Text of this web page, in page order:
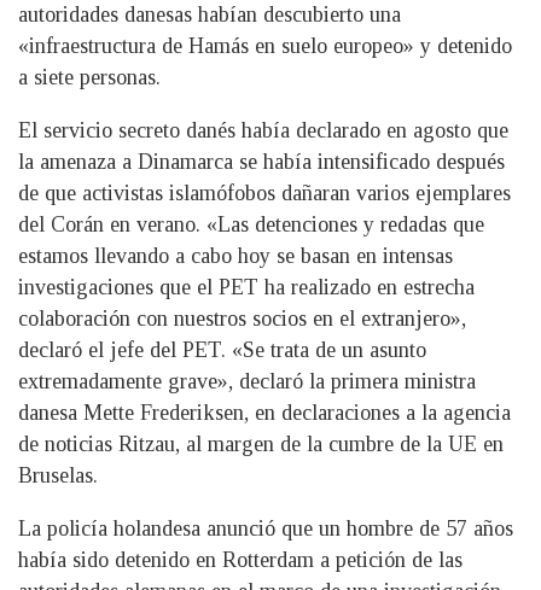
autoridades danesas habían descubierto una
«infraestructura de Hamás en suelo europeo» y detenido
a siete personas.
El servicio secreto danés había declarado en agosto que
la amenaza a Dinamarca se había intensificado después
de que activistas islamófobos dañaran varios ejemplares
del Corán en verano. «Las detenciones y redadas que
estamos llevando a cabo hoy se basan en intensas
investigaciones que el PET ha realizado en estrecha
colaboración con nuestros socios en el extranjero»,
declaró el jefe del PET. «Se trata de un asunto
extremadamente grave», declaró la primera ministra
danesa Mette Frederiksen, en declaraciones a la agencia
de noticias Ritzau, al margen de la cumbre de la UE en
Bruselas.
La policía holandesa anunció que un hombre de 57 años
había sido detenido en Rotterdam a petición de las